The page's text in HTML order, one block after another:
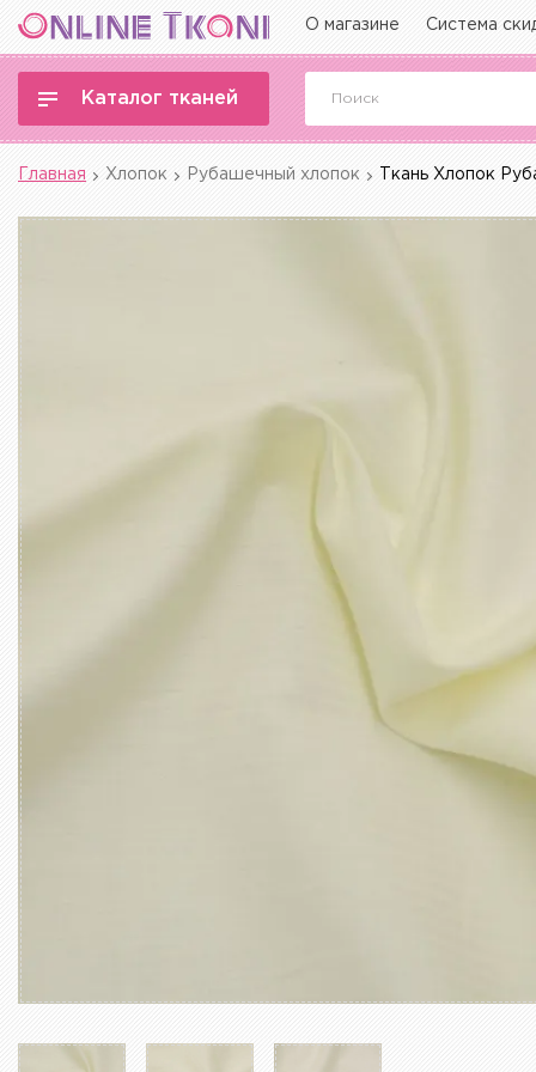
О магазине Система
Каталог тканей
Главная Хлопок Рубашечный хлопок Ткань Хлопок